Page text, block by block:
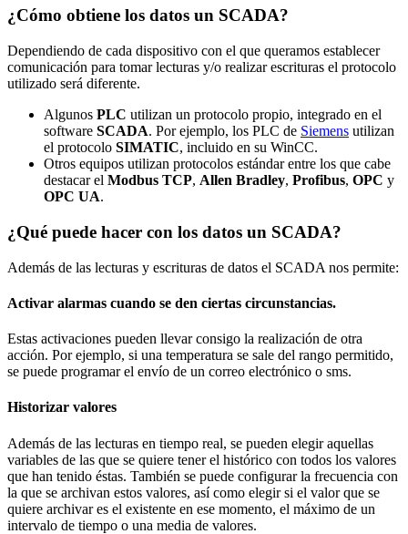
¿Cómo obtiene los datos un SCADA?
Dependiendo de cada dispositivo con el que queramos establecer
comunicación para tomar lecturas y/o realizar escrituras el protocolo
utilizado será diferente.
Algunos PLC utilizan un protocolo propio, integrado en el
software SCADA. Por ejemplo, los PLC de Siemens utilizan
el protocolo SIMATIC, incluido en su WinCC.
Otros equipos utilizan protocolos estándar entre los que cabe
destacar el Modbus TCP, Allen Bradley, Profibus, OPC y
OPC UA.
¿Qué puede hacer con los datos un SCADA?
Además de las lecturas y escrituras de datos el SCADA nos permite:
Activar alarmas cuando se den ciertas circunstancias.
Estas activaciones pueden llevar consigo la realización de otra
acción. Por ejemplo, si una temperatura se sale del rango permitido,
se puede programar el envío de un correo electrónico o sms.
Historizar valores
Además de las lecturas en tiempo real, se pueden elegir aquellas
variables de las que se quiere tener el histórico con todos los valores
que han tenido éstas. También se puede configurar la frecuencia con
la que se archivan estos valores, así como elegir si el valor que se
quiere archivar es el existente en ese momento, el máximo de un
intervalo de tiempo o una media de valores.